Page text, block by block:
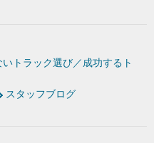
トラック選び／成功するト
スタッフブログ